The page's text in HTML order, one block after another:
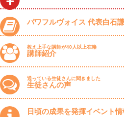
パワフルヴォイス 代表白石
教え上手な講師が40人以上在籍
講師紹介
通っている生徒さんに聞きました
生徒さんの声
日頃の成果を発揮イベント情